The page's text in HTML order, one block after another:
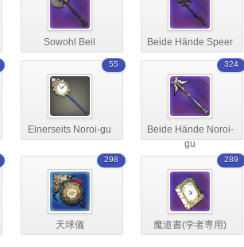
Sowohl Beil Beide Hände Speer
Einerseits Noroi-gu
55
Beide Hände Noroi-
gu
324
天球儀
298
魔道書(学者専用)
289